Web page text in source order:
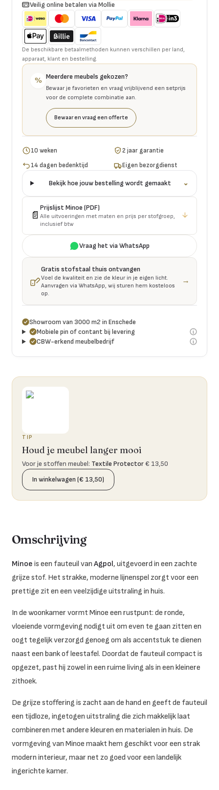
Veilig online betalen via Mollie
De beschikbare betaalmethoden kunnen verschillen per land,
apparaat, klant en bestelling.
% Meerdere meubels gekozen?
Bewaar je favorieten en vraag vrijblijvend een setprijs
voor de complete combinatie aan.
Bewaar en vraag een offerte
10 weken
2 jaar garantie
14 dagen bedenktijd
Eigen bezorgdienst
Bekijk hoe jouw bestelling wordt gemaakt ⌄
📄
Prijslijst Minoe(PDF)
Alle uitvoeringen met maten en prijs per stofgroep,
inclusief btw
↓
Vraag het via WhatsApp
Gratis stofstaal thuis ontvangen
Voel de kwaliteit en zie de kleur in je eigen licht.
Aanvragen via WhatsApp, wij sturen hem kosteloos
op.
→
Showroom van 3000 m2 in Enschede
Mobiele pin of contant bij levering
CBW-erkend meubelbedrijf
TIP
Houd je meubel langer mooi
Voor je stoffen meubel: Textile Protector€ 13,50
In winkelwagen (€ 13,50)
Omschrijving
Minoe is een fauteuil van Agpol, uitgevoerd in een zachte
grijze stof. Het strakke, moderne lijnenspel zorgt voor een
prettige zit en een veelzijdige uitstraling in huis.
In de woonkamer vormt Minoe een rustpunt: de ronde,
vloeiende vormgeving nodigt uit om even te gaan zitten en
oogt tegelijk verzorgd genoeg om als accentstuk te dienen
naast een bank of leestafel. Doordat de fauteuil compact is
opgezet, past hij zowel in een ruime living als in een kleinere
zithoek.
De grijze stoffering is zacht aan de hand en geeft de fauteuil
een tijdloze, ingetogen uitstraling die zich makkelijk laat
combineren met andere kleuren en materialen in huis. De
vormgeving van Minoe maakt hem geschikt voor een strak
modern interieur, maar net zo goed voor een landelijk
ingerichte kamer.